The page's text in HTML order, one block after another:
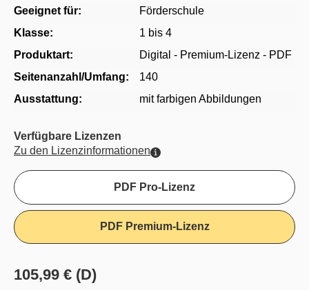
Geeignet für:
Förderschule
Klasse:
1 bis 4
Produktart:
Digital - Premium-Lizenz - PDF
Seitenanzahl/Umfang:
140
Ausstattung:
mit farbigen Abbildungen
Verfügbare Lizenzen
Zu den Lizenzinformationen
PDF Pro-Lizenz
PDF Premium-Lizenz
105,99 € (D)